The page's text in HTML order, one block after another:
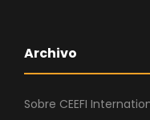
Archivo
Sobre CEEFI